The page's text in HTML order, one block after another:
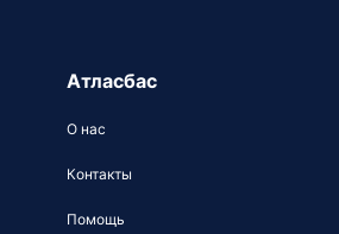
Атласбас
О нас
Контакты
Помощь